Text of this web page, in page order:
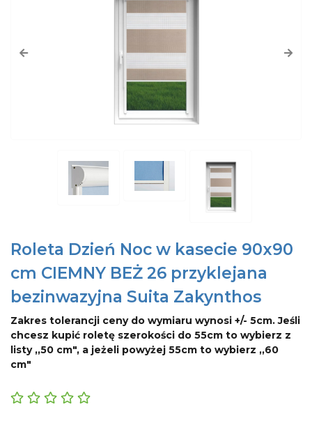
Roleta Dzień Noc w kasecie 90x90
cm CIEMNY BEŻ 26 przyklejana
bezinwazyjna Suita Zakynthos
Zakres tolerancji ceny do wymiaru wynosi +/- 5cm. Jeśli
chcesz kupić roletę szerokości do 55cm to wybierz z
listy ,,50 cm", a jeżeli powyżej 55cm to wybierz ,,60
cm"